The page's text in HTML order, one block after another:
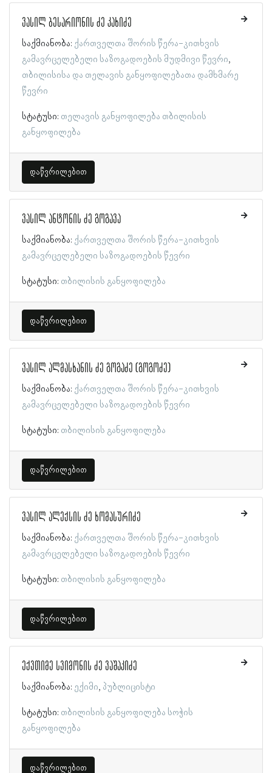
ვასილ ბესარიონის ძე კახიძე
საქმიანობა: ქართველთა შორის წერა-კითხვის
გამავრცელებელი საზოგადოების მუდმივი წევრი
თბილისისა და თელავის განყოფილებათა დამხმარე
წევრი
სტატუსი: თელავის განყოფილება თბილისის
განყოფილება
დაწვრილებით
ვასილ ანტონის ძე გოგავა
საქმიანობა: ქართველთა შორის წერა-კითხვის
გამავრცელებელი საზოგადოების წევრი
სტატუსი: თბილისის განყოფილება
დაწვრილებით
ვასილ ალმასხანის ძე გოგაძე (გოგოძე)
საქმიანობა: ქართველთა შორის წერა-კითხვის
გამავრცელებელი საზოგადოების წევრი
სტატუსი: თბილისის განყოფილება
დაწვრილებით
ვასილ ალექსის ძე ხომასურიძე
საქმიანობა: ქართველთა შორის წერა-კითხვის
გამავრცელებელი საზოგადოების წევრი
სტატუსი: თბილისის განყოფილება
დაწვრილებით
ექვთიმე სვიმონის ძე ვაშაკიძე
საქმიანობა: ექიმი პუბლიცისტი
სტატუსი: თბილისის განყოფილება სოჭის
განყოფილება
დაწვრილებით